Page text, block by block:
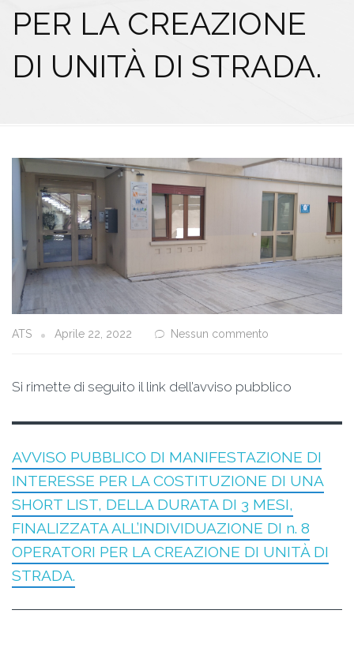
PER LA CREAZIONE
DI UNITÀ DI STRADA.
ATS Aprile 22, 2022 Nessun commento
Si rimette di seguito il link dell’avviso pubblico
AVVISO PUBBLICO DI MANIFESTAZIONE DI
INTERESSE PER LA COSTITUZIONE DI UNA
SHORT LIST, DELLA DURATA DI 3 MESI,
FINALIZZATA ALL’INDIVIDUAZIONE DI n. 8
OPERATORI PER LA CREAZIONE DI UNITÀ DI
STRADA.